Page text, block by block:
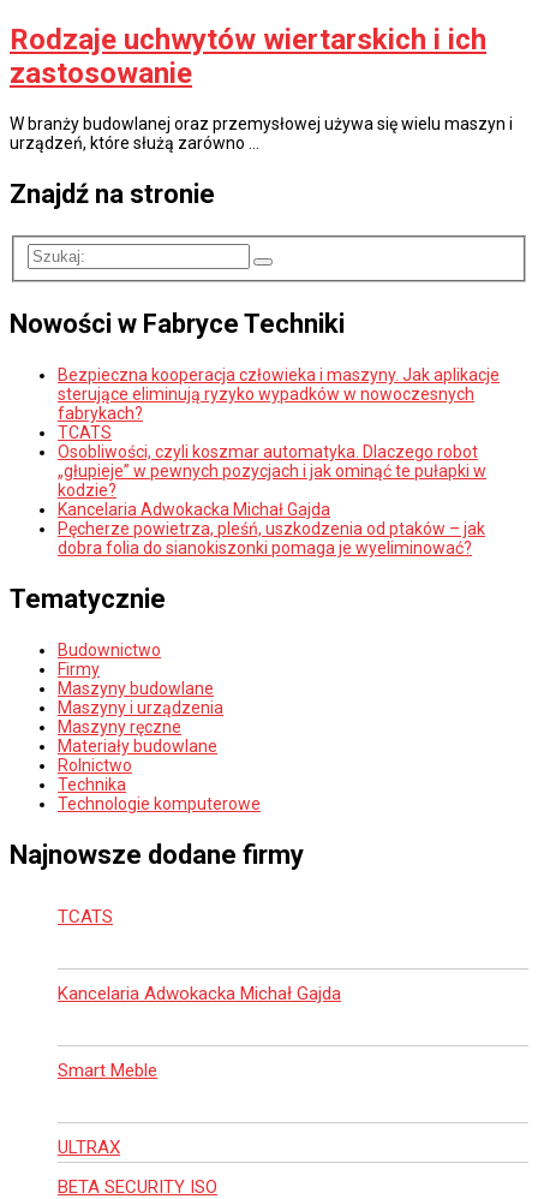
Rodzaje uchwytów wiertarskich i ich
zastosowanie
W branży budowlanej oraz przemysłowej używa się wielu maszyn i
urządzeń, które służą zarówno …
Znajdź na stronie
Nowości w Fabryce Techniki
Bezpieczna kooperacja człowieka i maszyny. Jak aplikacje
sterujące eliminują ryzyko wypadków w nowoczesnych
fabrykach?
TCATS
Osobliwości, czyli koszmar automatyka. Dlaczego robot
„głupieje” w pewnych pozycjach i jak ominąć te pułapki w
kodzie?
Kancelaria Adwokacka Michał Gajda
Pęcherze powietrza, pleśń, uszkodzenia od ptaków – jak
dobra folia do sianokiszonki pomaga je wyeliminować?
Tematycznie
Budownictwo
Firmy
Maszyny budowlane
Maszyny i urządzenia
Maszyny ręczne
Materiały budowlane
Rolnictwo
Technika
Technologie komputerowe
Najnowsze dodane firmy
TCATS
Kancelaria Adwokacka Michał Gajda
Smart Meble
ULTRAX
BETA SECURITY ISO